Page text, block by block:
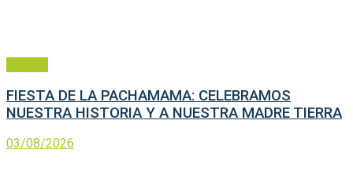
FIESTA DE LA PACHAMAMA: CELEBRAMOS
NUESTRA HISTORIA Y A NUESTRA MADRE TIERRA
03/08/2026